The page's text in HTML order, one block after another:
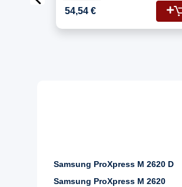
Toner-Kit Schwarz
54,54 €
Samsung ProXpress M 2620 D
Samsung ProXpress M 2620